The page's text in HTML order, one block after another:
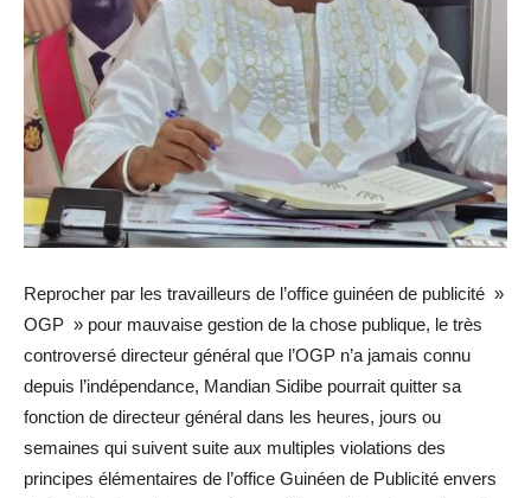
Reprocher par les travailleurs de l’office guinéen de publicité »
OGP » pour mauvaise gestion de la chose publique, le très
controversé directeur général que l’OGP n’a jamais connu
depuis l’indépendance, Mandian Sidibe pourrait quitter sa
fonction de directeur général dans les heures, jours ou
semaines qui suivent suite aux multiples violations des
principes élémentaires de l’office Guinéen de Publicité envers